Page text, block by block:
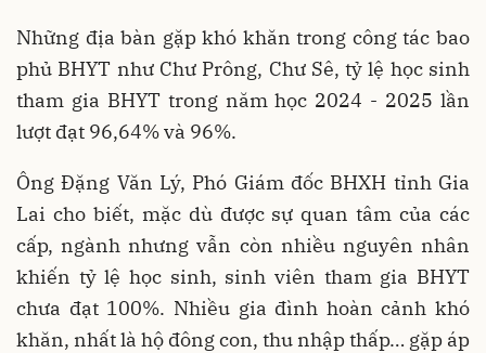
Những địa bàn gặp khó khăn trong công tác bao
phủ BHYT như Chư Prông, Chư Sê, tỷ lệ học sinh
tham gia BHYT trong năm học 2024 - 2025 lần
lượt đạt 96,64% và 96%.
Ông Đặng Văn Lý, Phó Giám đốc BHXH tỉnh Gia
Lai cho biết, mặc dù được sự quan tâm của các
cấp, ngành nhưng vẫn còn nhiều nguyên nhân
khiến tỷ lệ học sinh, sinh viên tham gia BHYT
chưa đạt 100%. Nhiều gia đình hoàn cảnh khó
khăn, nhất là hộ đông con, thu nhập thấp… gặp áp